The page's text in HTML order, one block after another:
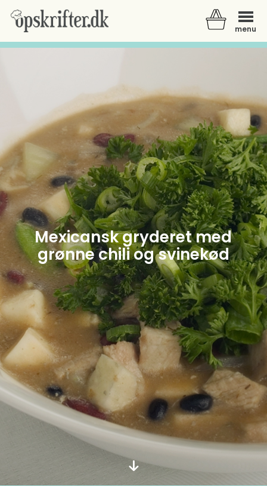
menu
Mexicansk gryderet med
grønne chili og svinekød